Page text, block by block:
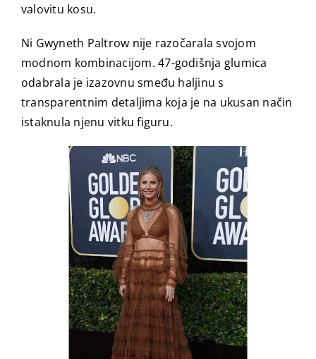
valovitu kosu.
Ni Gwyneth Paltrow nije razočarala svojom
modnom kombinacijom. 47-godišnja glumica
odabrala je izazovnu smeđu haljinu s
transparentnim detaljima koja je na ukusan način
istaknula njenu vitku figuru.